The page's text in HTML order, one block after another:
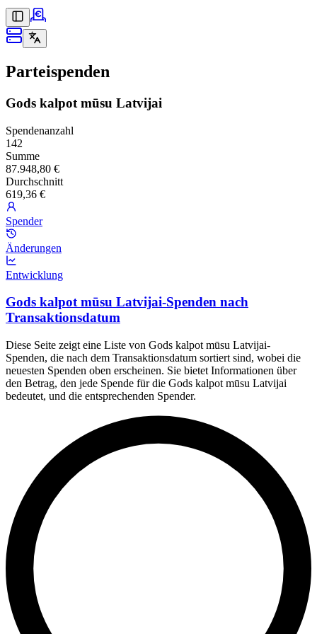
Parteispenden
Gods kalpot mūsu Latvijai
Spendenanzahl
142
Summe
87.948,80 €
Durchschnitt
619,36 €
Spender
Änderungen
Entwicklung
Gods kalpot mūsu Latvijai-Spenden nach
Transaktionsdatum
Diese Seite zeigt eine Liste von Gods kalpot mūsu Latvijai-
Spenden, die nach dem Transaktionsdatum sortiert sind, wobei die
neuesten Spenden oben erscheinen. Sie bietet Informationen über
den Betrag, den jede Spende für die Gods kalpot mūsu Latvijai
bedeutet, und die entsprechenden Spender.